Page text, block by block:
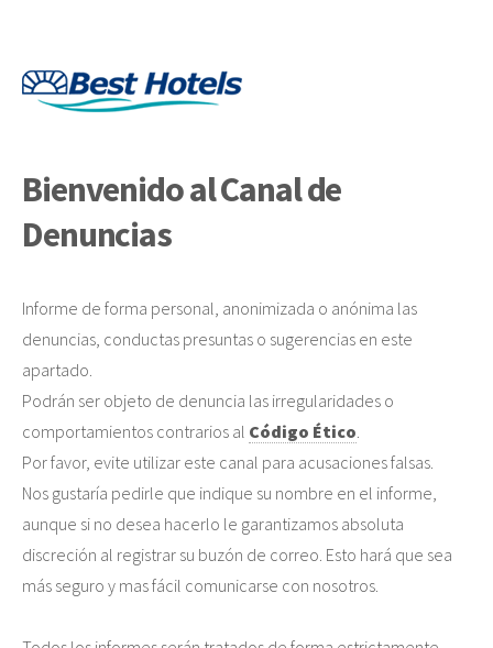
Bienvenido al Canal de
Denuncias
Informe de forma personal, anonimizada o anónima las
denuncias, conductas presuntas o sugerencias en este
apartado.
Podrán ser objeto de denuncia las irregularidades o
comportamientos contrarios al Código Ético
Por favor, evite utilizar este canal para acusaciones falsas.
Nos gustaría pedirle que indique su nombre en el informe,
aunque si no desea hacerlo le garantizamos absoluta
discreción al registrar su buzón de correo. Esto hará que sea
más seguro y mas fácil comunicarse con nosotros.